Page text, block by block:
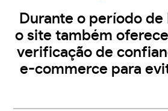
Durante o período de
o site também
verificação de
e-commerce para